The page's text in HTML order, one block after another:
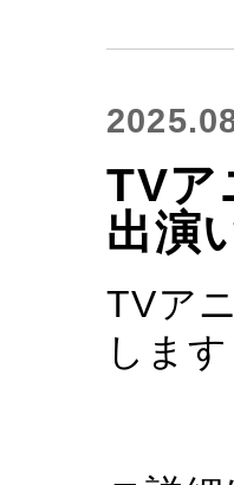
TVア
出演
TVア
します